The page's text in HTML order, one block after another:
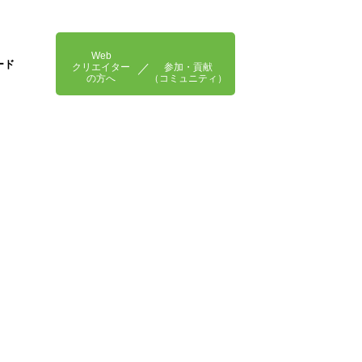
ド
Web
クリエイター
の方へ
参加・貢献
（コミュニティ）